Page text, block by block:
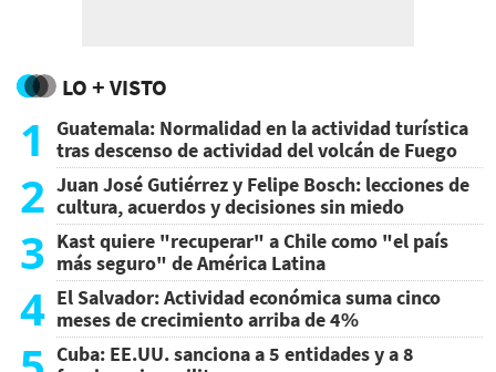
LO + VISTO
1
Guatemala: Normalidad en la actividad turística
tras descenso de actividad del volcán de Fuego
2 Juan José Gutiérrez y Felipe Bosch: lecciones de
cultura, acuerdos y decisiones sin miedo
3 Kast quiere "recuperar" a Chile como "el país
más seguro" de América Latina
4 El Salvador: Actividad económica suma cinco
meses de crecimiento arriba de 4%
Cuba: EE.UU. sanciona a 5 entidades y a 8